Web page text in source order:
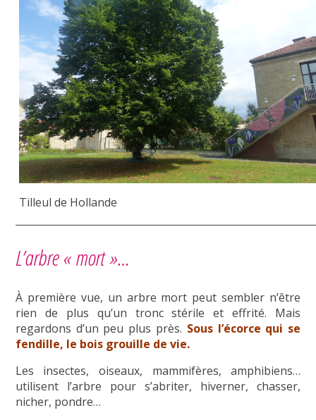
Tilleul de Hollande
L’arbre « mort »…
À première vue, un arbre mort peut sembler n’être
rien de plus qu’un tronc stérile et effrité. Mais
regardons d’un peu plus près. Sous l’écorce qui se
fendille, le bois grouille de vie.
Les insectes, oiseaux, mammifères, amphibiens…
utilisent l’arbre pour s’abriter, hiverner, chasser,
nicher, pondre…